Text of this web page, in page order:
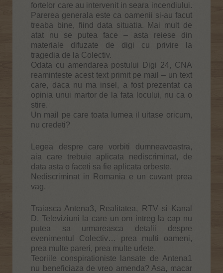
fortelor care au intervenit in seara incendiului.
Parerea generala este ca oamenii si-au facut
treaba bine, fiind data situatia. Mai mult de
atat nu se putea face – asta reiese din
materiale difuzate de digi cu privire la
tragedia de la Colectiv.
Odata cu amendarea postului Digi 24, CNA
reaminteste acest text primit pe mail – un text
care, daca nu ma insel, a fost prezentat ca
opinia unui martor de la fata locului, nu ca o
stire.
Un mail pe care toata lumea il uitase oricum,
nu credeti?
Legea despre care vorbiti dumneavoastra,
aia care trebuie aplicata nediscriminat, de
data asta o faceti sa fie aplicata orbeste.
Nediscriminat in Romania e un cuvant prea
vag.
Traiasca Antena3, Realitatea, RTV si Kanal
D. Televiziuni la care un om intreg la cap nu
putea sa urmareasca detalii despre
evenimentul Colectiv… prea multi oameni,
prea multe pareri, prea multe urlete.
Teoriile conspirationiste lansate de Antena1
nu beneficiaza de vreo amenda? Asa, macar